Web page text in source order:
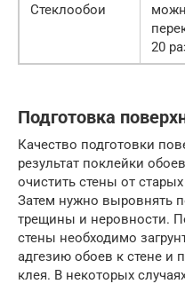
Стеклообои
20
Подготовка
Качество подготовки
результат поклейки
очистить стены от
Затем нужно выровнять
трещины и неровности.
стены необходимо
адгезию обоев к стене и
клея. В некоторых